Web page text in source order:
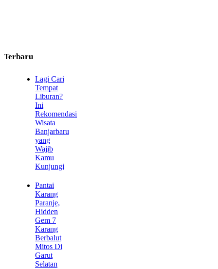
Terbaru
Lagi Cari
Tempat
Liburan?
Ini
Rekomendasi
Wisata
Banjarbaru
yang
Wajib
Kamu
Kunjungi
Pantai
Karang
Paranje,
Hidden
Gem 7
Karang
Berbalut
Mitos Di
Garut
Selatan